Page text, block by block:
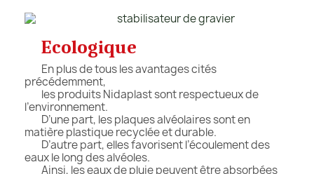
Ecologique
En plus de tous les avantages cités
précédemment,
les produits Nidaplast sont respectueux de
l’environnement.
D’une part, les plaques alvéolaires sont en
matière plastique recyclée et durable.
D’autre part, elles favorisent l’écoulement des
eaux le long des alvéoles.
Ainsi, les eaux de pluie peuvent être absorbées